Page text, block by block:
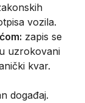
vozila.
zapis se
uzrokovani
kvar.
događaj.